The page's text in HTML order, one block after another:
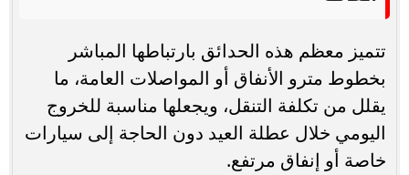
تتميز معظم هذه الحدائق بارتباطها المباشر
بخطوط مترو الأنفاق أو المواصلات العامة، ما
يقلل من تكلفة التنقل، ويجعلها مناسبة للخروج
اليومي خلال عطلة العيد دون الحاجة إلى سيارات
خاصة أو إنفاق مرتفع.